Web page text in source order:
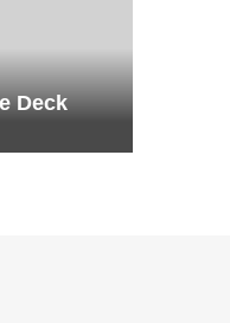
Deck